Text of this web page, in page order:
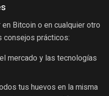
Bitcoin o en cualquier otro
consejos prácticos:
mercado y las tecnologías
tus huevos en la misma